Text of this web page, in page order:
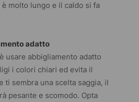
molto lungo e il caldo si fa
adatto
usare abbigliamento adatto
i colori chiari ed evita il
ti sembra una scelta saggia, il
pesante e scomodo. Opta